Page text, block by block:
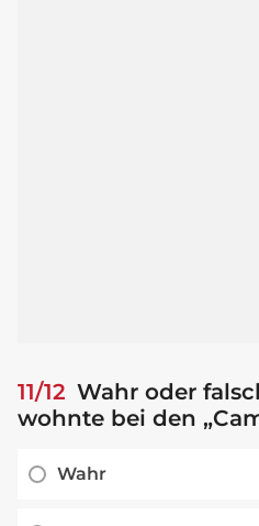
11/12 Wahr oder
wohnte bei den
Wahr